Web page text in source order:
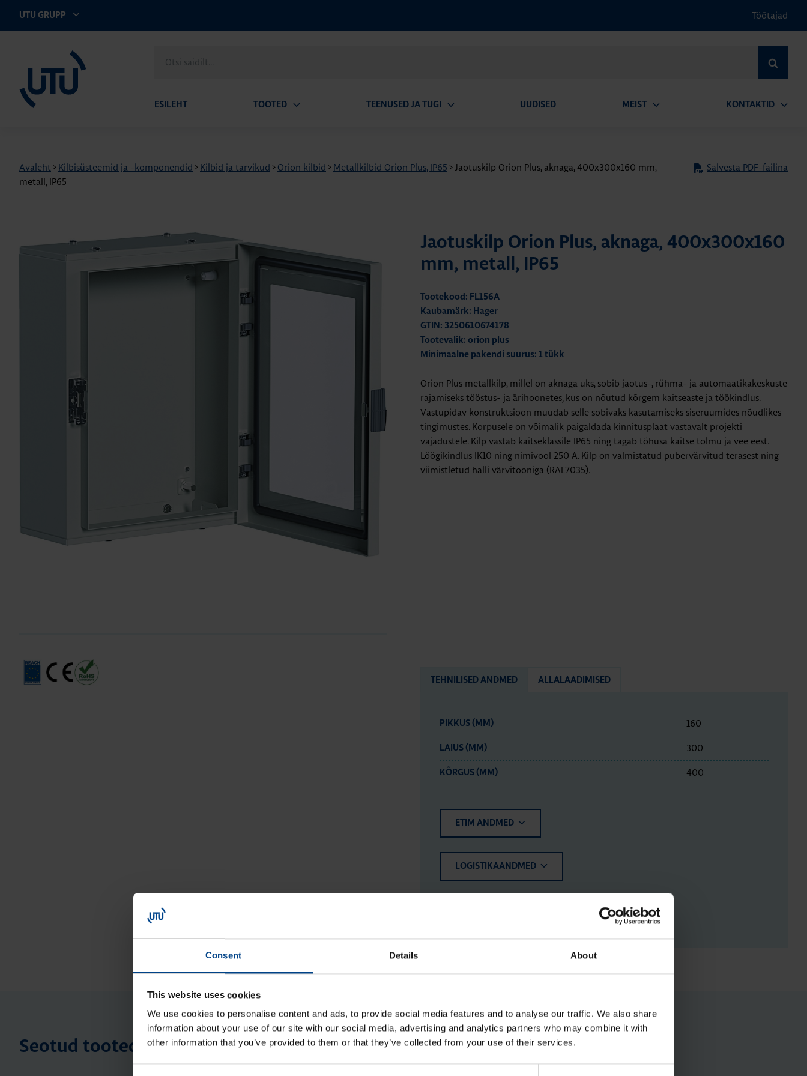
Consent Details About
This website uses cookies
We use cookies to personalise content and ads, to provide social media features and to analyse our traffic. We also share
information about your use of our site with our social media, advertising and analytics partners who may combine it with
other information that you’ve provided to them or that they’ve collected from your use of their services.
UTU GRUPP Töötajad
saidilt
ESILEHT TOOTED TEENUSED JA TUGI UUDISED MEIST KONTAKTID
Avaleht > Kilbisüsteemid ja -komponendid > Kilbid ja tarvikud > Orion kilbid > Metallkilbid Orion Plus, IP65 >Jaotuskilp Orion Plus, aknaga, 400x300x160 mm,
metall, IP65
Salvesta PDF-failina
Jaotuskilp Orion Plus, aknaga, 400x300x160
mm, metall, IP65
Tootekood: FL156A
Kaubamärk: Hager
GTIN: 3250610674178
Tootevalik: orion plus
Minimaalne pakendi suurus: 1 tükk
Orion Plus metallkilp, millel on aknaga uks, sobib jaotus-, rühma- ja automaatikakeskuste
rajamiseks tööstus- ja ärihoonetes, kus on nõutud kõrgem kaitseaste ja töökindlus.
Vastupidav konstruktsioon muudab selle sobivaks kasutamiseks siseruumides nõudlikes
tingimustes. Korpusele on võimalik paigaldada kinnitusplaat vastavalt projekti
vajadustele. Kilp vastab kaitseklassile IP65 ning tagab tõhusa kaitse tolmu ja vee eest.
Löögikindlus IK10 ning nimivool 250 A. Kilp on valmistatud pubervärvitud terasest ning
viimistletud halli värvitooniga (RAL7035).
TEHNILISED ANDMED ALLALAADIMISED
PIKKUS (MM) 160
LAIUS (MM) 300
KÕRGUS (MM) 400
ETIM ANDMED
LOGISTIKAANDMED
Seotud tooted